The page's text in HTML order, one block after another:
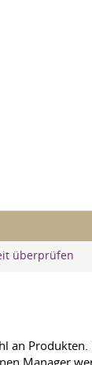
überprüfen
an
Manager